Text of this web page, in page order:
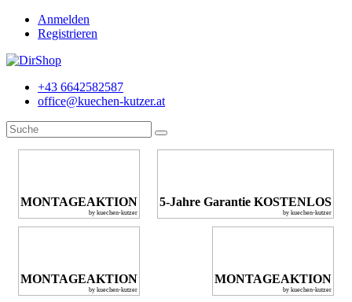
Anmelden
Registrieren
+43 6642582587
office@kuechen-kutzer.at
MONTAGEAKTION
by kuechen-kutzer
5-Jahre Garantie KOSTENLOS
by kuechen-kutzer
MONTAGEAKTION
by kuechen-kutzer
MONTAGEAKTION
by kuechen-kutzer